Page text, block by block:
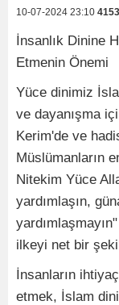
10-07-2024 23:10 4153
İnsanlık Dinine
Etmenin Önemi
Yüce dinimiz
ve dayanışma
Kerim'de ve
Müslümanların
Nitekim Yüce
yardımlaşın,
ilkeyi net bir
İnsanların
etmek, İslam